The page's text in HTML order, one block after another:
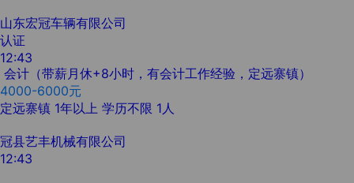
山东宏冠车辆有限公司
认证
12:43
会计（带薪月休+8小时，有会计工作经验，定远寨镇）
4000-6000元
定远寨镇 1年以上 学历不限 1人
冠县艺丰机械有限公司
12:43